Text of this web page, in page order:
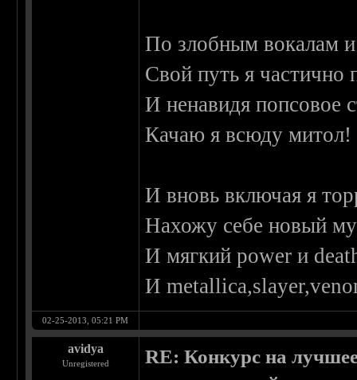
По злобным вокалам
Свой путь я частично
И ненавидя попсовое
Качаю я всюду митол!
И вновь включая я
Нахожу себе новый
И мягкий power и
И
02-25-2013, 05:21 PM
avidya
Unregistered
RE: Конкурс на